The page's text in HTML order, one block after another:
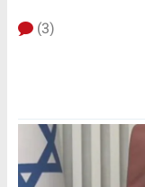
(3)